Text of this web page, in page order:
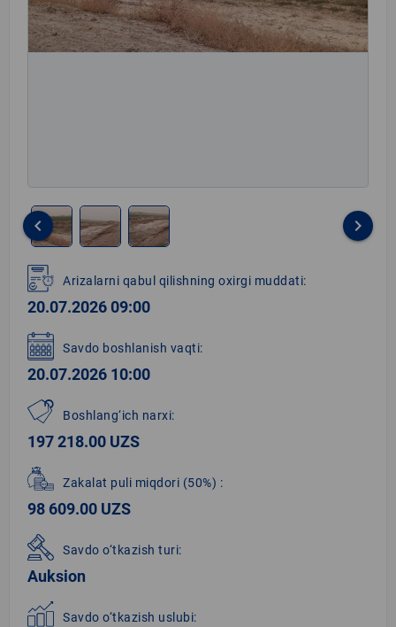
1
of
3
keyboard_arrow_left keyboard_arrow_right
Arizalarni qabul qilishning oxirgi muddati:
20.07.2026 09:00
Savdo boshlanish vaqti:
20.07.2026 10:00
Boshlang‘ich narxi:
197 218.00 UZS
Zakalat puli miqdori (50%) :
98 609.00 UZS
Savdo o‘tkazish turi:
Auksion
Savdo o‘tkazish uslubi: